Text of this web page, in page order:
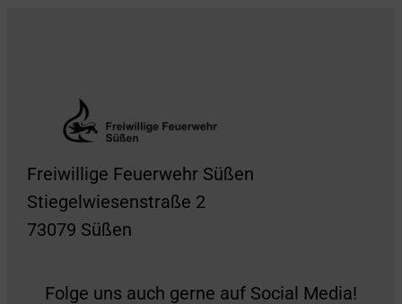
Freiwillige Feuerwehr Süßen
Stiegelwiesenstraße 2
73079 Süßen
Folge uns auch gerne auf Social Media!